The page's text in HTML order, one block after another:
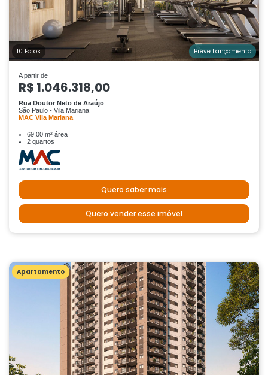
10 Fotos Breve Lançamento
A partir de
R$ 1.046.318,00
Rua Doutor Neto de Araújo
São Paulo - Vila Mariana
MAC Vila Mariana
69.00 m² área
2 quartos
Quero saber mais
Quero vender esse imóvel
Apartamento